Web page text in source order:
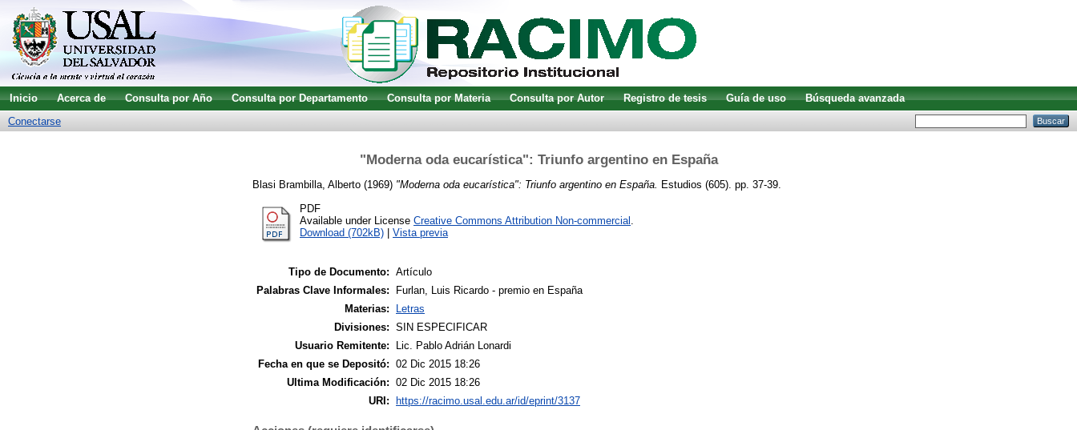
Inicio Acerca de Consulta por Año Consulta por Departamento Consulta por Materia Consulta por Autor Registro de tesis Guía de uso
Búsqueda avanzada
Conectarse
"Moderna oda eucarística": Triunfo argentino en España
Blasi Brambilla, Alberto (1969) "Moderna oda eucarística": Triunfo argentino en España. Estudios (605). pp. 37-39.
PDF
Available under License Creative Commons Attribution Non-commercial .
Download (702kB)
Vista previa
Tipo de Documento: Artículo
Palabras Clave Informales:
Furlan, Luis Ricardo - premio en España
Materias:
Letras
Divisiones: SIN ESPECIFICAR
Usuario Remitente:
Lic. Pablo Adrián Lonardi
Fecha en que se Depositó: 02 Dic 2015 18:26
Ultima Modificación: 02 Dic 2015 18:26
URI:
https://racimo.usal.edu.ar/id/eprint/3137